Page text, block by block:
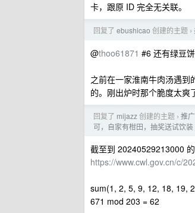
卡，跟原 ID 完全无关联。
回复了 ebushicao 创建的主题 ›
@thoo61871 #6 还有绿豆饼
之前在一家淮南牛肉汤遇到
的。刚出炉时那个脆度太爽
回复了 mijazz创建的主题 › 推广
可，自家有柑田，抽奖送试饮装
截至到 20240529213000
https://www.cwl.gov.cn/c/
sum(1, 2, 5, 9, 12, 18, 19,
671 mod 203 = 62